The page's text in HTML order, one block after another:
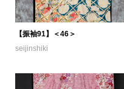
【振袖91】＜46＞
seijinshiki